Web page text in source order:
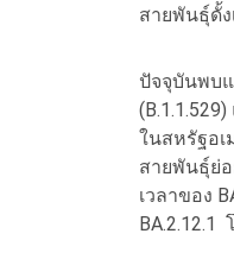
สายพันธุ์ดั้ง
ปัจจุบันพบ
ในสหรัฐอ
สายพันธุ์ย่
เวลาของ